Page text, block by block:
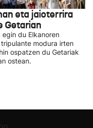
eta jaioterrira
Getarian
du Elkanoren
modura irten
ospatzen du Getariak
ostean.